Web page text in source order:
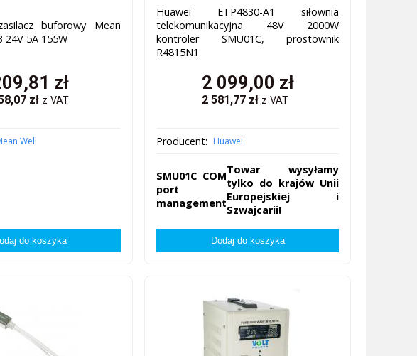
buforowy Mean
24V 5A 155W
zł
zł z VAT
Well
Huawei ETP4830-A1 siłownia
telekomunikacyjna 48V 2000W
kontroler SMU01C, prostownik
R4815N1
2 099,00 zł
2 581,77zł z VAT
Producent: Huawei
SMU01C COM
port
management
Towar wysyłamy
tylko do krajów Unii
Europejskiej i
Szwajcarii!